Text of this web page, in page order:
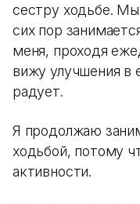
сестру ходьбе.
сих пор
меня, проходя
вижу улучшения в
радует.
Я продолжаю
ходьбой, потому
активности.